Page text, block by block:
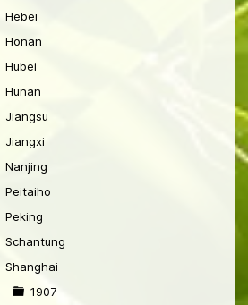
Hebei
Honan
Hubei
Hunan
Jiangsu
Jiangxi
Nanjing
Peitaiho
Peking
Schantung
Shanghai
1907